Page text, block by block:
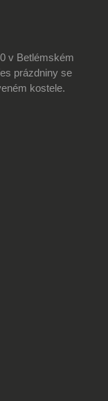
v Betlémském
prázdniny se
kostele.